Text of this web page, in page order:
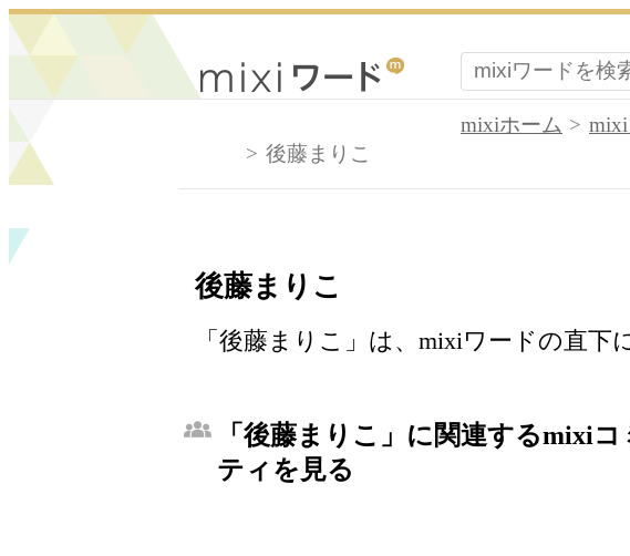
mixiホーム
後藤まりこ
後藤まりこ
「後藤まりこ」は、mixiワードの直下
「後藤まりこ」に関連するmixiコ
ティを見る